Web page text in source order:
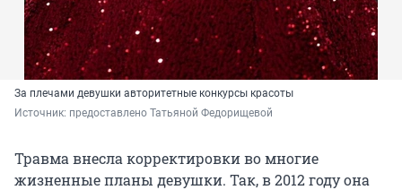
За плечами девушки авторитетные конкурсы красоты
Источник: предоставлено Татьяной Федорищевой
Травма внесла корректировки во многие
жизненные планы девушки. Так, в 2012 году она